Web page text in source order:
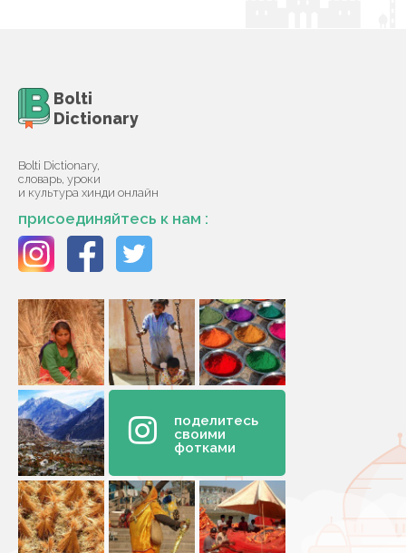
Bolti
Dictionary
Bolti Dictionary,
словарь, уроки
и культура хинди онлайн
присоединяйтесь к нам :
поделитесь
своими
фотками